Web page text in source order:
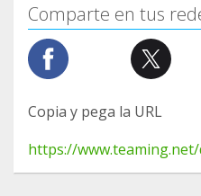
Comparte en tus
Copia y pega la URL
https://